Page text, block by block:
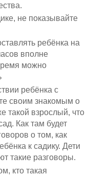
не показывайте
ребёнка на
вполне
можно
ребёнка с
своим знакомым о
такой взрослый, что
Как там будет
о том, как
к садику. Дети
такие разговоры.
кто такая